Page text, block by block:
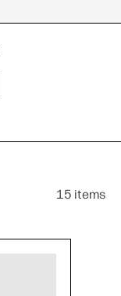
15 items